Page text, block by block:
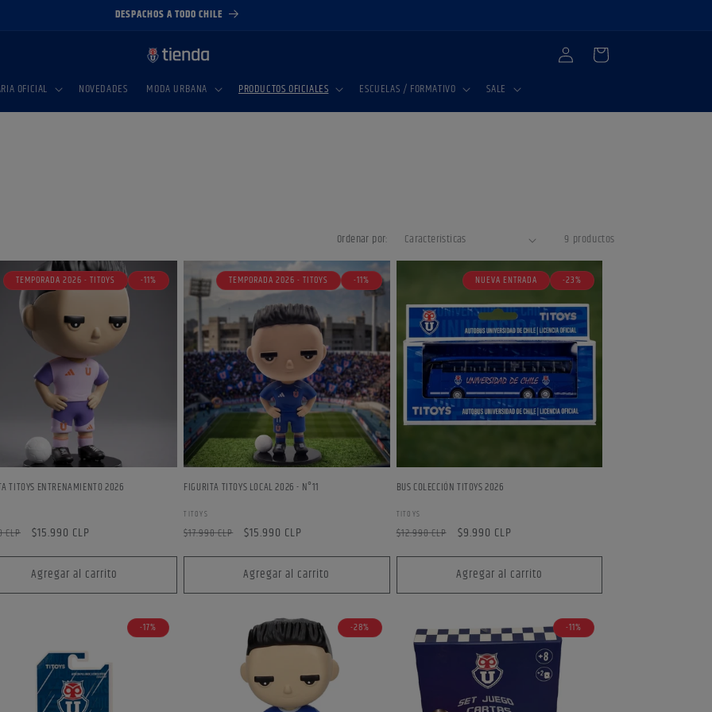
DESPACHOS A TODO CHILE
OFICIAL NOVEDADES MODA URBANA PRODUCTOS OFICIALES ESCUELAS / FORMATIVO SALE
Iniciar
sesión
Carrito
Ordenar por: 9 productos
TEMPORADA 2026 - TITOYS -11%
TITOYS ENTRENAMIENTO 2026
CLP
Precio
de
oferta
$15.990 CLP
Agregar al carrito
TEMPORADA 2026 - TITOYS -11%
FIGURITA TITOYS LOCAL 2026 - N°11
Proveedor:
TITOYS
Precio
habitual
$17.990 CLP
Precio
de
oferta
$15.990 CLP
Agregar al carrito
NUEVA ENTRADA -23%
BUS COLECCIÓN TITOYS 2026
Proveedor:
TITOYS
Precio
habitual
$12.990 CLP
Precio
de
oferta
$9.990 CLP
Agregar al carrito
-17% -28% -11%